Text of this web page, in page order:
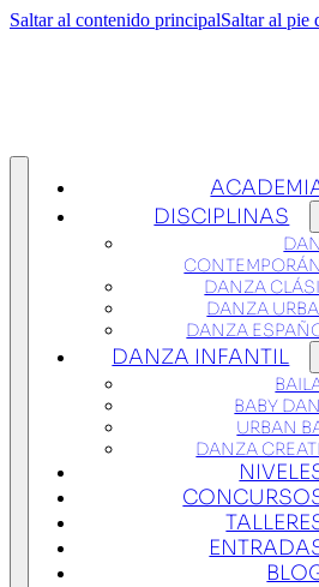
Saltar al contenido principalSaltar al pie
DISCIPLINAS
DANZA
DANZA
DANZA
DANZA INFANTIL
BABY
URBAN
DANZA